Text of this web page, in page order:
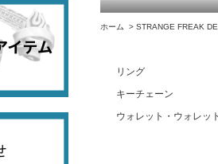
ホーム > STRANGE FREAK
リング
キーチェーン
ウォレット・ウォレッ